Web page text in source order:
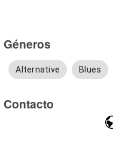
Géneros
Alternative Blues
Contacto